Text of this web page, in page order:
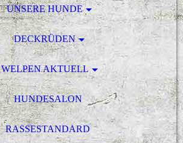
UNSERE HUNDE
DECKRÜDEN
WELPEN AKTUELL
HUNDESALON
RASSESTANDARD